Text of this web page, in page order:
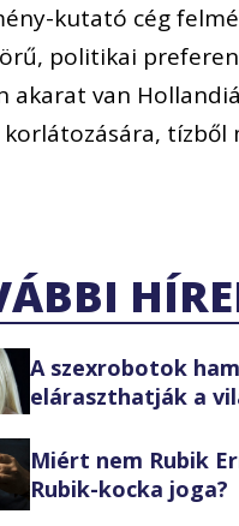
kutató cég
politikai
akarat van
korlátozására, tízből
A szexrobotok
eláraszthatják a
Miért nem Rubik
Rubik-kocka joga?